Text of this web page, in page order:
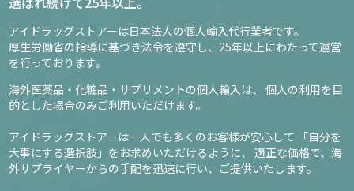
アイドラッグストアーは日本法人の個人輸入代行業者です。
厚生労働省の指導に基づき法令を遵守し、 25年以上にわたって運営
を行っております。
海外医薬品・化粧品・サプリメントの個人輸入は、 個人の利用を目
的とした場合のみご利用いただけます。
アイドラッグストアーは一人でも多くのお客様が安心して
「自分を
大事にする選択肢」をお求めいただけるように、 適正な価格で、海
外サプライヤーからの手配を迅速に行い、ご提供いたします。